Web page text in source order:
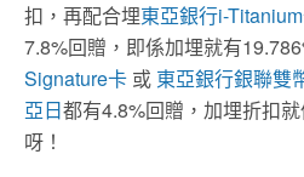
扣，再配合埋東亞銀行i-
7.8%回贈，即係加埋就有
Signature卡 或 東亞銀行銀聯雙
亞日都有4.8%回贈，加埋折扣
呀！